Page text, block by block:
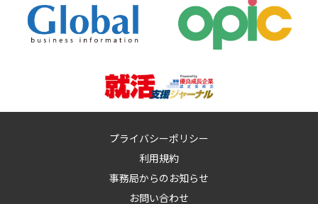
プライバシーポリシー
利用規約
事務局からのお知らせ
お問い合わせ